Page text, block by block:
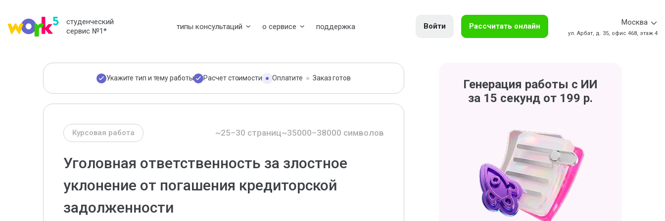
студенческий
сервис №1* типы консультаций о сервисе поддержка Войти Рассчитать онлайн Москва
ул. Арбат, д. 35, офис 468, этаж 4
Укажите тип и тему работы Расчет стоимости Оплатите Заказ готов
Курсовая работа ~25–30 страниц~35000–38000 символов
Уголовная ответственность за злостное
уклонение от погашения кредиторской
задолженности
Генерация работы с ИИ
за 15 секунд от 199 р.